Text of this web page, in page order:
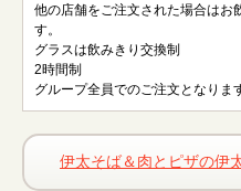
他の店舗をご注文された場合はお
す。
グラスは飲みきり交換制
2時間制
グループ全員でのご注文となりま
伊太そば＆肉とピザの伊